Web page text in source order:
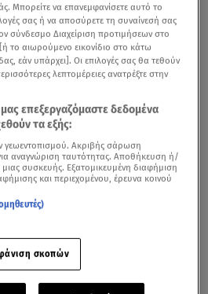
μετά τις 11 το πρωί της
κάλεσμα τουΣτέφανου
του κόμματος έφτασε μια
δεν τον είδε τη στιγμή
Μπορείτε να επανεμφανίσετε αυτό το
σας ή να αποσύρετε τη συναίνεσή σας
σύνδεσμο Διαχείριση προτιμήσεων στο
το αιωρούμενο εικονίδιο στο κάτω
εάν υπάρχει]. Οι επιλογές σας θα τεθούν
λεπτομέρειες ανατρέξτε στην
μας επεξεργαζόμαστε δεδομένα
τα εξής:
Ακριβής σάρωση
αναγνώριση ταυτότητας. Αποθήκευση ή/
συσκευής. Εξατομικευμένη διαφήμιση
και περιεχομένου, έρευνα κοινού
σκοπών